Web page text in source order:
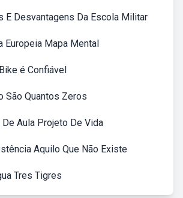
E Desvantagens Da Escola Militar
Europeia Mapa Mental
é Confiável
São Quantos Zeros
De Aula Projeto De Vida
Aquilo Que Não Existe
Tres Tigres